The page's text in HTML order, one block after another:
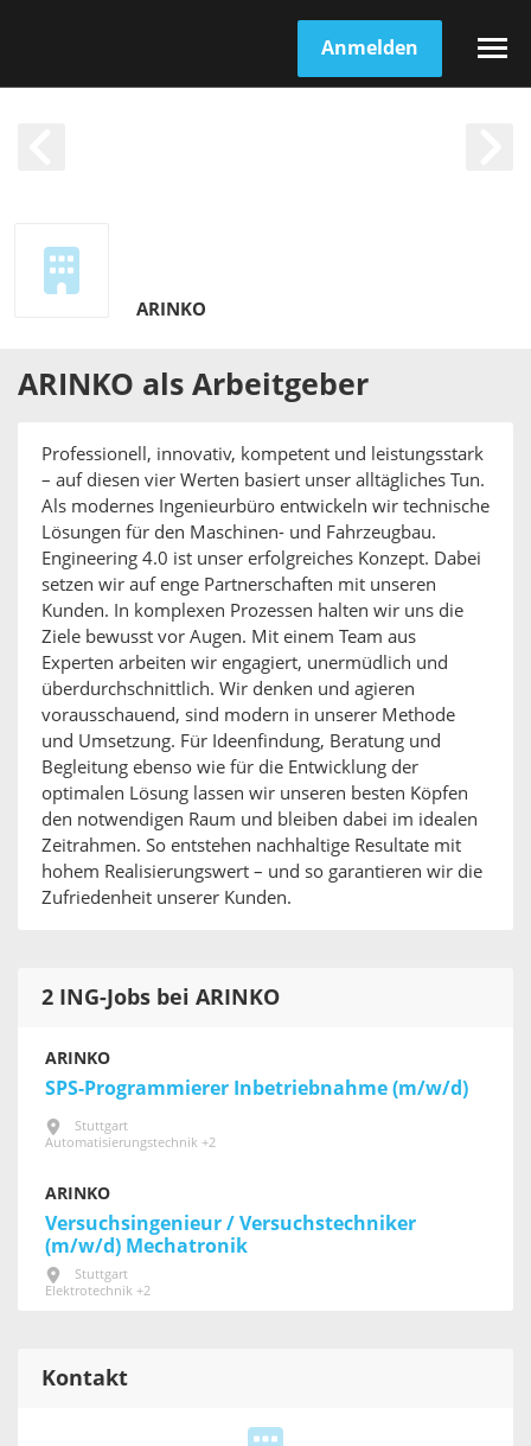
Anmelden
ARINKO
ARINKO als Arbeitgeber
Professionell, innovativ, kompetent und leistungsstark
– auf diesen vier Werten basiert unser alltägliches Tun.
Als modernes Ingenieurbüro entwickeln wir technische
Lösungen für den Maschinen- und Fahrzeugbau.
Engineering 4.0 ist unser erfolgreiches Konzept. Dabei
setzen wir auf enge Partnerschaften mit unseren
Kunden. In komplexen Prozessen halten wir uns die
Ziele bewusst vor Augen. Mit einem Team aus
Experten arbeiten wir engagiert, unermüdlich und
überdurchschnittlich. Wir denken und agieren
vorausschauend, sind modern in unserer Methode
und Umsetzung. Für Ideenfindung, Beratung und
Begleitung ebenso wie für die Entwicklung der
optimalen Lösung lassen wir unseren besten Köpfen
den notwendigen Raum und bleiben dabei im idealen
Zeitrahmen. So entstehen nachhaltige Resultate mit
hohem Realisierungswert – und so garantieren wir die
Zufriedenheit unserer Kunden.
2 ING-Jobs bei ARINKO
ARINKO
SPS-Programmierer Inbetriebnahme (m/w/d)
Stuttgart
Automatisierungstechnik +2
ARINKO
Versuchsingenieur / Versuchstechniker
(m/w/d) Mechatronik
Stuttgart
Elektrotechnik +2
Kontakt